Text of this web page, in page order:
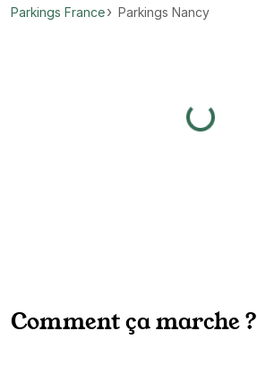
Parkings France Parkings Nancy
Comment ça marche ?